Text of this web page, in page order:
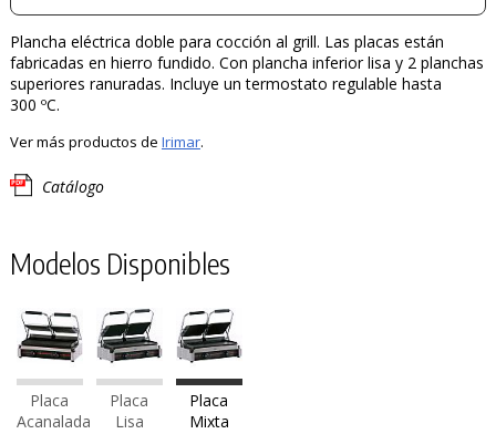
Plancha eléctrica doble para cocción al grill. Las placas están
fabricadas en hierro fundido. Con plancha inferior lisa y 2 planchas
superiores ranuradas. Incluye un termostato regulable hasta
300 ºC.
Ver más productos de Irimar.
Catálogo
Modelos Disponibles
Placa
Acanalada
Placa
Lisa
Placa
Mixta